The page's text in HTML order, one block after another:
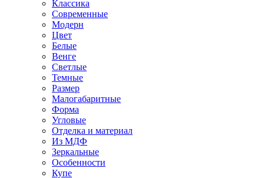
Классика
Современные
Модерн
Цвет
Белые
Венге
Светлые
Темные
Размер
Малогабаритные
Форма
Угловые
Отделка и материал
Из МДФ
Зеркальные
Особенности
Купе